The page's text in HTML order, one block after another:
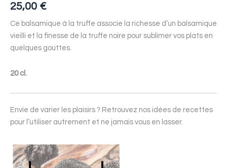
25,00 €
Ce balsamique à la truffe associe la richesse d’un balsamique
vieilli et la finesse de la truffe noire pour sublimer vos plats en
quelques gouttes.
20 cl.
Envie de varier les plaisirs ? Retrouvez nos idées de recettes
pour l’utiliser autrement et ne jamais vous en lasser.